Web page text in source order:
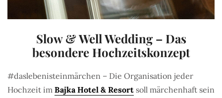
Slow & Well Wedding – Das
besondere Hochzeitskonzept
#daslebenisteinmärchen – Die Organisation jeder
Hochzeit im Bajka Hotel & Resort soll märchenhaft sein